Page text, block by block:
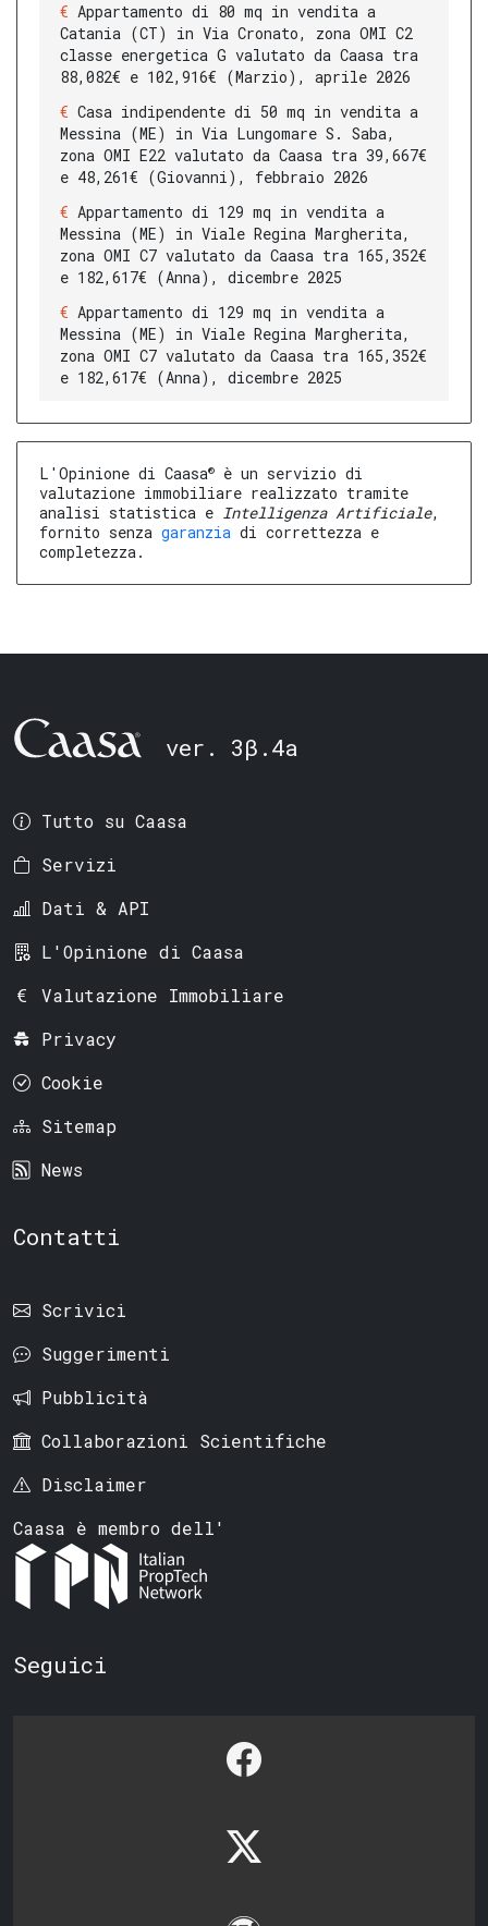
Appartamento di 80 mq in vendita a
Catania (CT) in Via Cronato, zona OMI C2
classe energetica G valutato da Caasa tra
88,082€ e 102,916€ (Marzio), aprile 2026
Casa indipendente di 50 mq in vendita a
Messina (ME) in Via Lungomare S. Saba,
zona OMI E22 valutato da Caasa tra 39,667€
e 48,261€ (Giovanni), febbraio 2026
Appartamento di 129 mq in vendita a
Messina (ME) in Viale Regina Margherita,
zona OMI C7 valutato da Caasa tra 165,352€
e 182,617€ (Anna), dicembre 2025
Appartamento di 129 mq in vendita a
Messina (ME) in Viale Regina Margherita,
zona OMI C7 valutato da Caasa tra 165,352€
e 182,617€ (Anna), dicembre 2025
L'Opinione di Caasa®
è un servizio di
valutazione immobiliare realizzato tramite
analisi statistica e Intelligenza Artificiale,
fornito senza garanzia di correttezza e
completezza.
ver. 3β.4a
Tutto su Caasa
Servizi
Dati & API
L'Opinione di Caasa
Valutazione Immobiliare
Privacy
Cookie
Sitemap
News
Contatti
Scrivici
Suggerimenti
Pubblicità
Collaborazioni Scientifiche
Disclaimer
Caasa è membro dell'
Seguici